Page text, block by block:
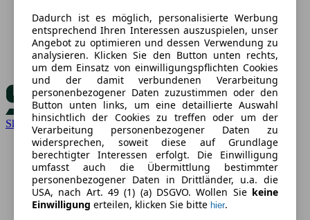
Skoda
Dadurch ist es möglich, personalisierte Werbung
entsprechend Ihren Interessen auszuspielen, unser
Angebot zu optimieren und dessen Verwendung zu
analysieren. Klicken Sie den Button unten rechts,
um dem Einsatz von einwilligungspflichten Cookies
und der damit verbundenen Verarbeitung
personenbezogener Daten zuzustimmen oder den
Button unten links, um eine detaillierte Auswahl
hinsichtlich der Cookies zu treffen oder um der
Verarbeitung personenbezogener Daten zu
widersprechen, soweit diese auf Grundlage
berechtigter Interessen erfolgt. Die Einwilligung
umfasst auch die Übermittlung bestimmter
personenbezogener Daten in Drittländer, u.a. die
USA, nach Art. 49 (1) (a) DSGVO. Wollen Sie keine
Einwilligung erteilen, klicken Sie bitte hier.